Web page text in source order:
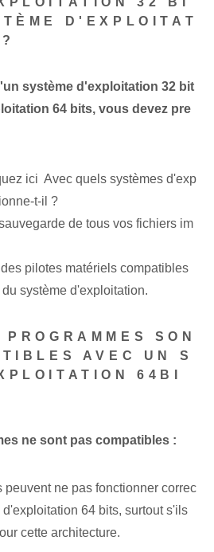
D'EXPLOITAT
système d'exploitation 32 bit
64 bits, vous devez pre
ici Avec quels systèmes d'exp
t-il ?
de tous vos fichiers im
pilotes matériels compatibles
système d'exploitation.
SON
AVEC UN S
64‌BI
ne sont pas compatibles :
peuvent ne pas fonctionner correc
‌64 bits, surtout s'ils
cette‌ architecture.